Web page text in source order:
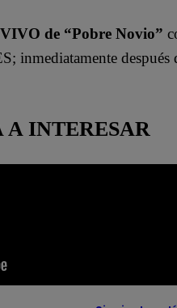
de “Pobre Novio”
inmediatamente
A INTERESAR